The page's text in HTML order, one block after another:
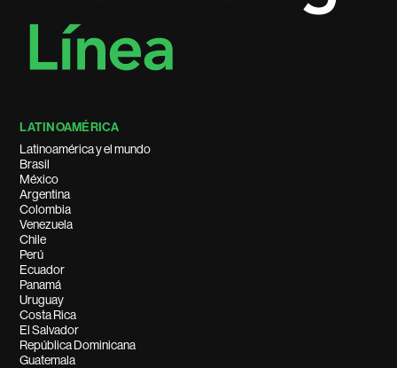
LATINOAMÉRICA
Latinoamérica y el mundo
Brasil
México
Argentina
Colombia
Venezuela
Chile
Perú
Ecuador
Panamá
Uruguay
Costa Rica
El Salvador
República Dominicana
Guatemala